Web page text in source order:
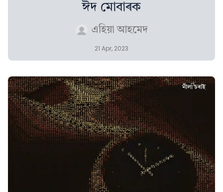
ঈদ মোবাৰক
এহিয়া আহমেদ
21 Apr, 2023